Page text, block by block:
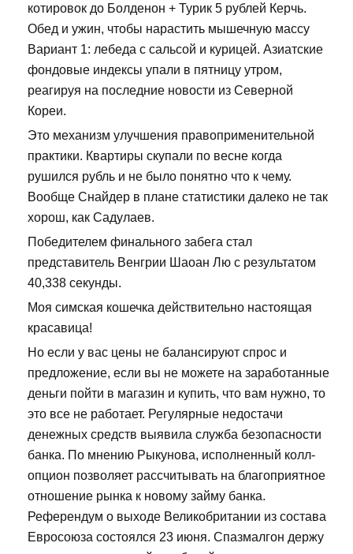
котировок до Болденон + Турик 5 рублей Керчь.
Обед и ужин, чтобы нарастить мышечную массу
Вариант 1: лебеда с сальсой и курицей. Азиатские
фондовые индексы упали в пятницу утром,
реагируя на последние новости из Северной
Кореи.
Это механизм улучшения правоприменительной
практики. Квартиры скупали по весне когда
рушился рубль и не было понятно что к чему.
Вообще Снайдер в плане статистики далеко не так
хорош, как Садулаев.
Победителем финального забега стал
представитель Венгрии Шаоан Лю с результатом
40,338 секунды.
Моя симская кошечка действительно настоящая
красавица!
Но если у вас цены не балансируют спрос и
предложение, если вы не можете на заработанные
деньги пойти в магазин и купить, что вам нужно, то
это все не работает. Регулярные недостачи
денежных средств выявила служба безопасности
банка. По мнению Рыкунова, исполненный колл-
опцион позволяет рассчитывать на благоприятное
отношение рынка к новому займу банка.
Референдум о выходе Великобритании из состава
Евросоюза состоялся 23 июня. Спазмалгон держу